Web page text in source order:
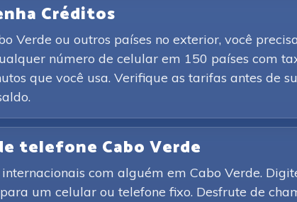
Créditos
Verde ou outros países no exterior, você
número de celular em 150 países com
que você usa. Verifique as tarifas antes de
telefone Cabo Verde
com alguém em Cabo Verde.
um celular ou telefone fixo. Desfrute de